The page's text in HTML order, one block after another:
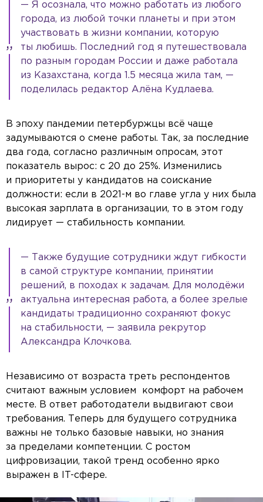
— Я осознала, что можно работать из любого
города, из любой точки планеты и при этом
участвовать в жизни компании, которую
ты любишь. Последний год я путешествовала
по разным городам России и даже работала
из Казахстана, когда 1.5 месяца жила там, —
поделилась редактор Алёна Кудлаева.
В эпоху пандемии петербуржцы всё чаще
задумываются о смене работы. Так, за последние
два года, согласно различным опросам, этот
показатель вырос: с 20 до 25%. Изменились
и приоритеты у кандидатов на соискание
должности: если в 2021-м во главе угла у них была
высокая зарплата в организации, то в этом году
лидирует — стабильность компании.
— Также будущие сотрудники ждут гибкости
в самой структуре компании, принятии
решений, в походах к задачам. Для молодёжи
актуальна интересная работа, а более зрелые
кандидаты традиционно сохраняют фокус
на стабильности, — заявила рекрутор
Александра Клочкова.
Независимо от возраста треть респондентов
считают важным условием комфорт на рабочем
месте. В ответ работодатели выдвигают свои
требования. Теперь для будущего сотрудника
важны не только базовые навыки, но знания
за пределами компетенции. С ростом
цифровизации, такой тренд особенно ярко
выражен в IT-сфере.